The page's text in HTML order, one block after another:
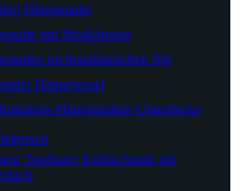
Hängematte
mit Moskitonetz
im brasilianischen Stil
Hängesessel
Hängematten-Unterdecke
Tragbarer Kühlschrank mit